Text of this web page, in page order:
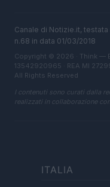
Canale di Notizie.it,
n.68 in data 01/03/2018
Copyright © 2026 · Think —
13542920965 · REA MI
All Rights Reserved
I contenuti sono curati dalla
realizzati in collaborazione
ITALIA